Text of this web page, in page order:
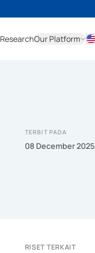
ResearchOur Platform
TERBIT PADA
08 December 2025
RISET TERKAIT